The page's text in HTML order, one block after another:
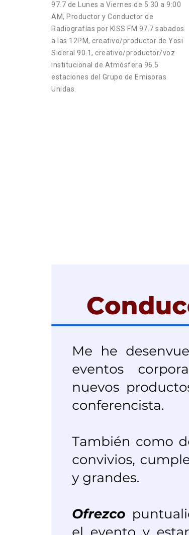
97.7 de Lunes a Viernes de 5:30 a 9:00
AM, Productor y Conductor de
Radiografías por KISS FM 97.7 sabados
a las 12PM, creativo/productor de Yosi
Sideral 90.1, creativo/productor/voz
institucional de Atmósfera 96.5
estaciones del Grupo de Emisoras
Unidas.